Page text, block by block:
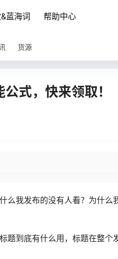
蓝海词 帮助中心
货源
式，快来领取！
么我发布的没有人看？为什么
题到底有什么用，标题在整个